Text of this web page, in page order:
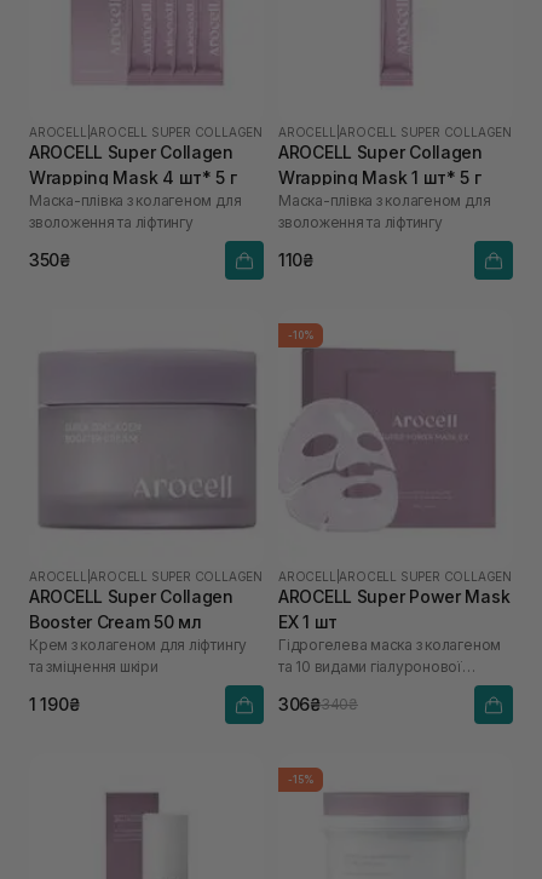
AROCELL AROCELL SUPER COLLAGEN
AROCELL Super Collagen
Wrapping Mask 4 шт* 5 г
Маска-плівка з колагеном для
зволоження та ліфтингу
350₴
AROCELL AROCELL SUPER COLLAGEN
AROCELL Super Collagen
Wrapping Mask 1 шт* 5 г
Маска-плівка з колагеном для
зволоження та ліфтингу
110₴
AROCELL AROCELL SUPER COLLAGEN
AROCELL Super Collagen
Booster Cream 50 мл
Крем з колагеном для ліфтингу
та зміцнення шкіри
1 190₴
-10%
AROCELL AROCELL SUPER COLLAGEN
AROCELL Super Power Mask
EX 1 шт
Гідрогелева маска з колагеном
та 10 видами гіалуронової
306₴340₴
-15%